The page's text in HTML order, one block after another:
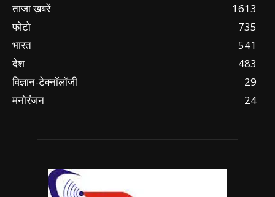
ताजा ख़बरें
1613
फोटो
735
भारत
541
देश
483
विज्ञान-टेक्नॉलॉजी
29
मनोरंजन
24